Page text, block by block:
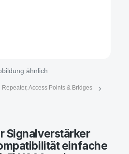
ähnlich
Repeater, Access Points & Bridges
Signalverstärker
einfache